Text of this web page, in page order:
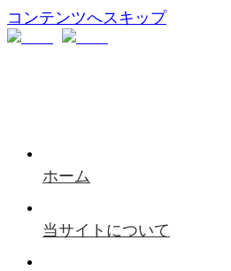
コンテンツへスキップ
ホーム
当サイトについて